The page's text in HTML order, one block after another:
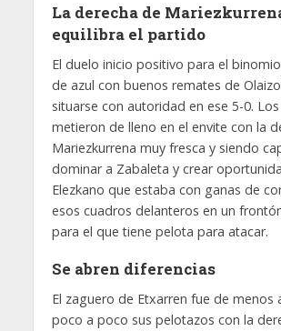
La derecha de
equilibra el partido
El duelo inicio positivo para el
de azul con buenos remates de
situarse con autoridad en ese 5-0.
metieron de lleno en el envite con la
Mariezkurrena muy fresca y siendo
dominar a Zabaleta y crear
Elezkano que estaba con ganas de
esos cuadros delanteros en un
para el que tiene pelota para atacar.
Se abren diferencias
El zaguero de Etxarren fue de menos
poco a poco sus pelotazos con la